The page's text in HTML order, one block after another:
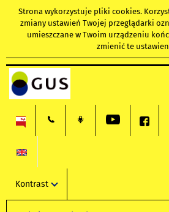
Strona wykorzystuje pliki cookies.
zmiany ustawień Twojej przeglądarki
umieszczane w Twoim urządzeniu
zmienić te
Kontrast